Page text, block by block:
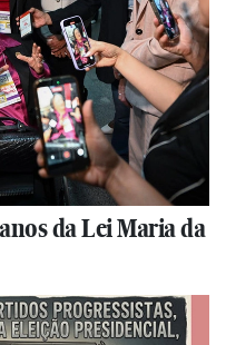
da Lei Maria da